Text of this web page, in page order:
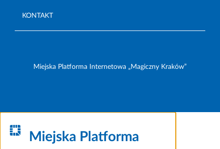
KONTAKT
Miejska Platforma Internetowa „Magiczny Kraków”
Miejska Platforma